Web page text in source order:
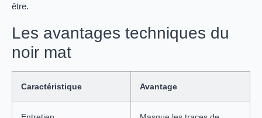
être.
Les avantages techniques du
noir mat
Caractéristique Avantage